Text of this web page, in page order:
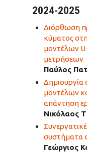
2024-2025
Διόρθωση
κύματος
μοντέλων
μετρήσεων
Παύλος
μοντέλων
απάντηση
Νικόλαος
συστήματα
Γεώργιος